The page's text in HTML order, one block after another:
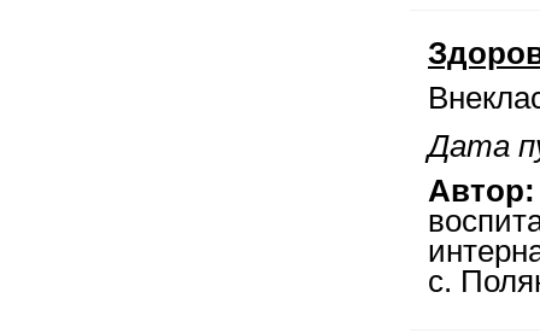
Дата
Автор:
с.